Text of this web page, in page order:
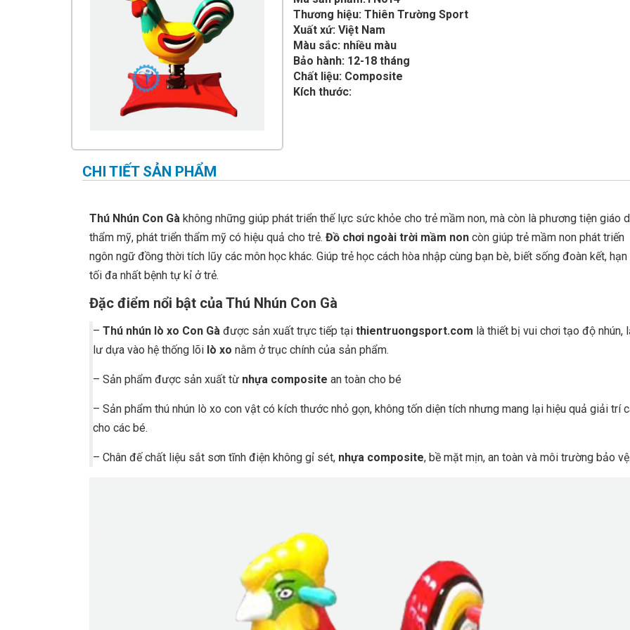
THIẾT BỊ PHÒNG GYM THIÊN
CỎ NHÂN TẠO
Thương hiệu: Thiên Trường Sport
Xuất xứ: Việt Nam
Màu sắc: nhiều màu
Bảo hành: 12-18 tháng
Chất liệu: Composite
Kích thước:
CHI TIẾT SẢN PHẨM
Thú Nhún Con Gà không những giúp phát triển thế lực sức khỏe cho trẻ mầm non, mà còn là phương tiện giáo
thẩm mỹ, phát triển thẩm mỹ có hiệu quả cho trẻ. Đồ chơi ngoài trời mầm non còn giúp trẻ mầm non phát triến
ngôn ngữ đồng thời tích lũy các môn học khác. Giúp trẻ học cách hòa nhập cùng bạn bè, biết sống đoàn kết, hạn
tối đa nhất bệnh tự kỉ ở trẻ.
Đặc điểm nổi bật của Thú Nhún Con Gà
– Thú nhún lò xo Con Gà được sản xuất trực tiếp tại thientruongsport.com là thiết bị vui chơi tạo độ nhún,
lư dựa vào hệ thống lõi lò xo nằm ở trục chính của sản phẩm.
– Sản phẩm được sản xuất từ nhựa composite an toàn cho bé
– Sản phẩm thú nhún lò xo con vật có kích thước nhỏ gọn, không tốn diện tích nhưng mang lại hiệu quả giải trí
cho các bé.
– Chân đế chất liệu sắt sơn tĩnh điện không gỉ sét, nhựa composite, bề mặt mịn, an toàn và môi trường bảo vệ.